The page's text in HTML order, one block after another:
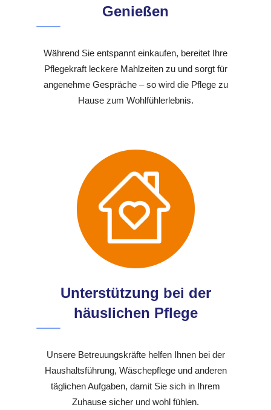
Genießen
Während Sie entspannt einkaufen, bereitet Ihre
Pflegekraft leckere Mahlzeiten zu und sorgt für
angenehme Gespräche – so wird die Pflege zu
Hause zum Wohlfühlerlebnis.
Unterstützung bei der
häuslichen Pflege
Unsere Betreuungskräfte helfen Ihnen bei der
Haushaltsführung, Wäschepflege und anderen
täglichen Aufgaben, damit Sie sich in Ihrem
Zuhause sicher und wohl fühlen.